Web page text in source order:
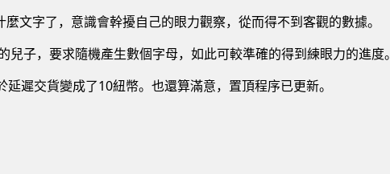
文字了，意識會幹擾自己的眼力觀察，從而得不到客觀的數據。
子，要求隨機產生數個字母，如此可較準確的得到練眼力的進度。
遲交貨變成了10紐幣。也還算滿意，置頂程序已更新。